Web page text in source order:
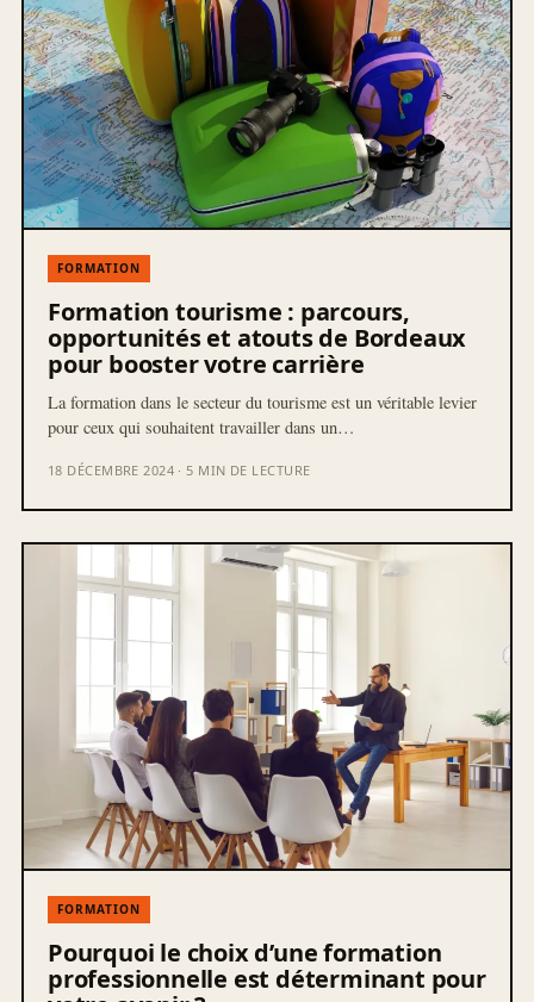
FORMATION
Formation tourisme : parcours,
opportunités et atouts de Bordeaux
pour booster votre carrière
La formation dans le secteur du tourisme est un véritable levier
pour ceux qui souhaitent travailler dans un…
18 DÉCEMBRE 2024 · 5 MIN DE LECTURE
FORMATION
Pourquoi le choix d’une formation
professionnelle est déterminant pour